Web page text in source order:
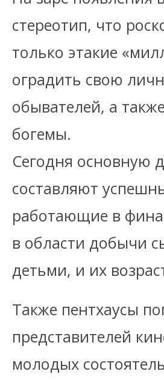
стереотип, что
только этакие
оградить свою
обывателей, а
богемы.
Сегодня основную
составляют
работающие в
в области добычи
детьми, и их
Также пентхаусы
представителей
молодых